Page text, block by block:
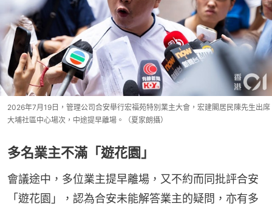
2026年7月19日，管理公司合安舉行宏福苑特別業主大會，宏建閣居民陳先生出席
大埔社區中心場次，中途提早離場。（夏家朗攝）
多名業主不滿「遊花園」
會議途中，多位業主提早離場，又不約而同批評合安
「遊花園」，認為合安未能解答業主的疑問，亦有多